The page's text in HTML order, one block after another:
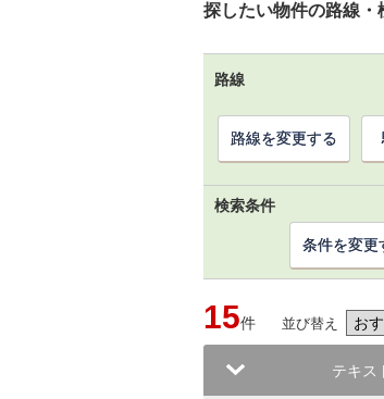
探したい物件の路線
路線
路線を変更する
検索条件
条件を変更
15件 並び替え
テキス